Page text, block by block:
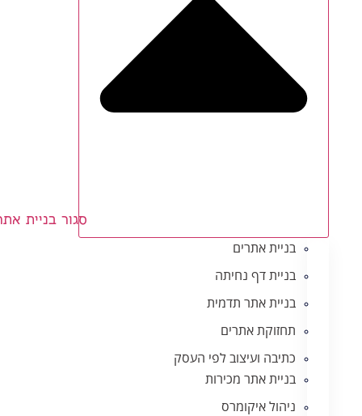
סגור בניית
בניית אתרים
בניית דף נחיתה
בניית אתר תדמית
תחזוקת אתרים
כתיבה ועיצוב לפי העסק
בניית אתר מכירות
ניהול איקומרס